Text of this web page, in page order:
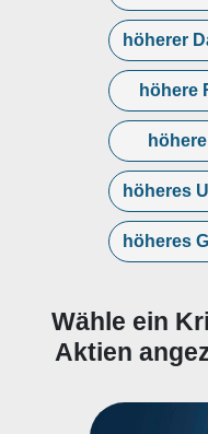
höherer
höhere
höheres
höheres
Wähle ein
Aktien